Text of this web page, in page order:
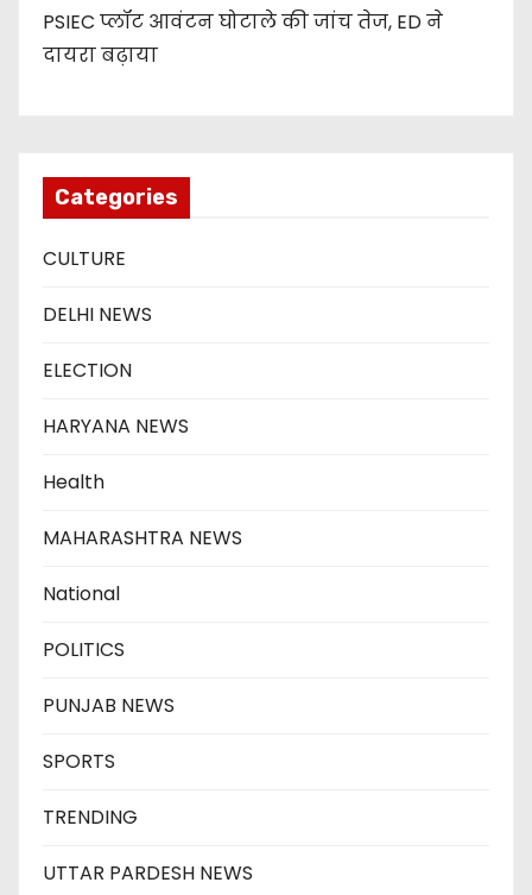
PSIEC प्लॉट आवंटन घोटाले की जांच तेज, ED ने
दायरा बढ़ाया
Categories
CULTURE
DELHI NEWS
ELECTION
HARYANA NEWS
Health
MAHARASHTRA NEWS
National
POLITICS
PUNJAB NEWS
SPORTS
TRENDING
UTTAR PARDESH NEWS